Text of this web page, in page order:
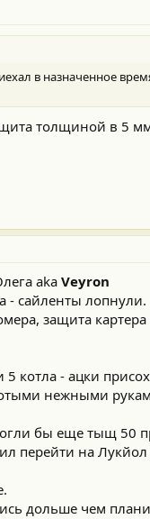
в назначенное
толщиной в 5
aka Veyron
сайленты
защита
котла - ацки
нежными
бы еще тыщ 50
перейти на
дольше чем